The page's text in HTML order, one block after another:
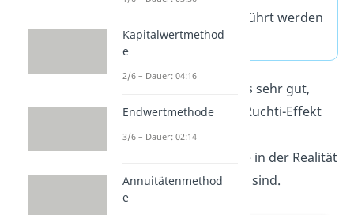
Fremdkapital zugeführt werden
muss.
Theoretisch klingt das sehr gut,
oder? Der Lohmann-Ruchti-Effekt
beruht allerdings auf
, die in der Realität
nicht immer gegeben sind.
Kapitalwertmethod
e
2/6 – Dauer: 04:16
Endwertmethode
3/6 – Dauer: 02:14
Annuitätenmethod
e